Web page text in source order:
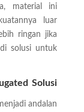
material ini
luar
ringan jika
solusi untuk
Solusi
andalan